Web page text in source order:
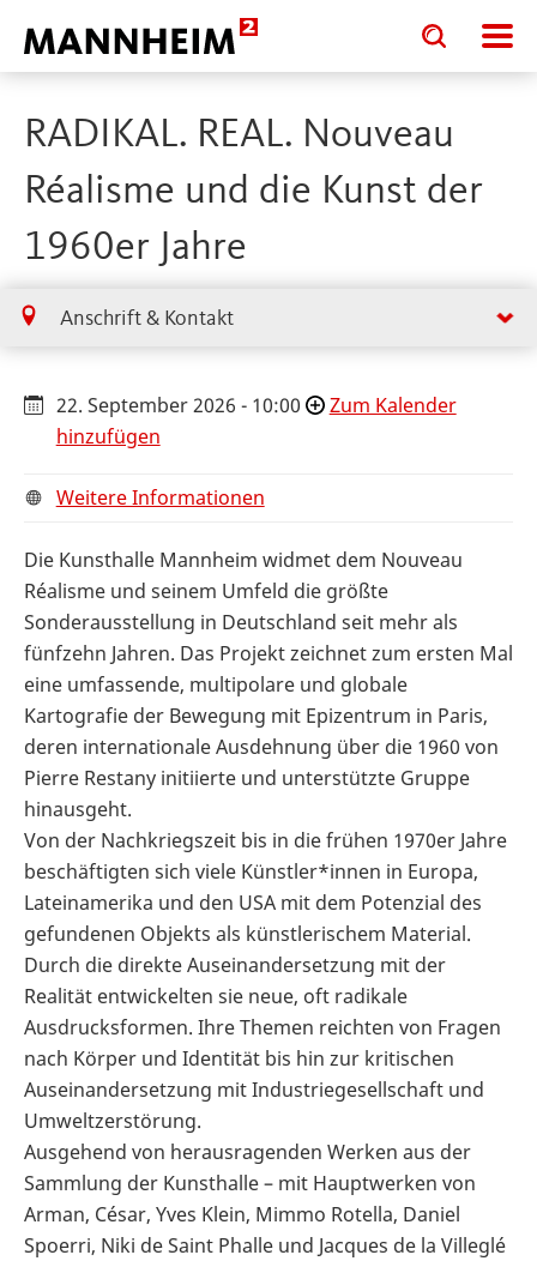
Toggle
search
input
Toggle
search
input
RADIKAL. REAL. Nouveau
Réalisme und die Kunst der
1960er Jahre
Anschrift & Kontakt
22. September 2026 - 10:00
Zum Kalender
hinzufügen
Weitere Informationen
Die Kunsthalle Mannheim widmet dem Nouveau
Réalisme und seinem Umfeld die größte
Sonderausstellung in Deutschland seit mehr als
fünfzehn Jahren. Das Projekt zeichnet zum ersten Mal
eine umfassende, multipolare und globale
Kartografie der Bewegung mit Epizentrum in Paris,
deren internationale Ausdehnung über die 1960 von
Pierre Restany initiierte und unterstützte Gruppe
hinausgeht.
Von der Nachkriegszeit bis in die frühen 1970er Jahre
beschäftigten sich viele Künstler*innen in Europa,
Lateinamerika und den USA mit dem Potenzial des
gefundenen Objekts als künstlerischem Material.
Durch die direkte Auseinandersetzung mit der
Realität entwickelten sie neue, oft radikale
Ausdrucksformen. Ihre Themen reichten von Fragen
nach Körper und Identität bis hin zur kritischen
Auseinandersetzung mit Industriegesellschaft und
Umweltzerstörung.
Ausgehend von herausragenden Werken aus der
Sammlung der Kunsthalle – mit Hauptwerken von
Arman, César, Yves Klein, Mimmo Rotella, Daniel
Spoerri, Niki de Saint Phalle und Jacques de la Villeglé